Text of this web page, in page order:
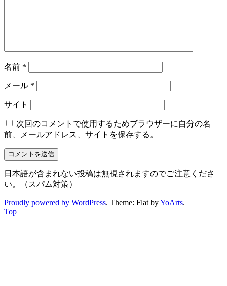
名前 *
メール *
サイト
次回のコメントで使用するためブラウザーに自分の名
前、メールアドレス、サイトを保存する。
日本語が含まれない投稿は無視されますのでご注意くださ
い。（スパム対策）
Proudly powered by WordPress. Theme: Flat byYoArts.
Top